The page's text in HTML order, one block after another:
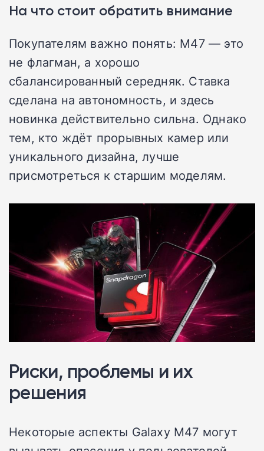
На что стоит обратить внимание
Покупателям важно понять: M47 — это
не флагман, а хорошо
сбалансированный середняк. Ставка
сделана на автономность, и здесь
новинка действительно сильна. Однако
тем, кто ждёт прорывных камер или
уникального дизайна, лучше
присмотреться к старшим моделям.
Риски, проблемы и их
решения
Некоторые аспекты Galaxy M47 могут